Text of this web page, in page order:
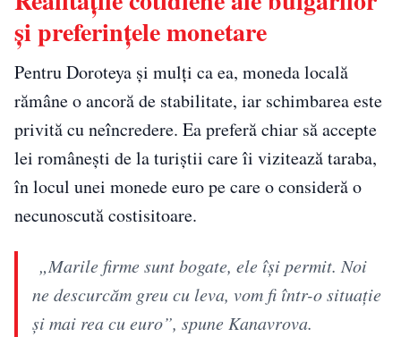
și preferințele monetare
Pentru Doroteya și mulți ca ea, moneda locală
rămâne o ancoră de stabilitate, iar schimbarea este
privită cu neîncredere. Ea preferă chiar să accepte
lei românești de la turiștii care îi vizitează taraba,
în locul unei monede euro pe care o consideră o
necunoscută costisitoare.
„Marile firme sunt bogate, ele îşi permit. Noi
ne descurcăm greu cu leva, vom fi într-o situaţie
şi mai rea cu euro”, spune Kanavrova.